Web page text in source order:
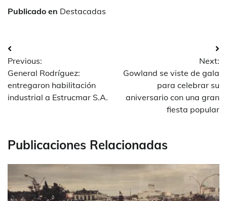
Publicado en Destacadas
Navegación
de
entradas
Previous:
General Rodríguez:
entregaron habilitación
industrial a Estrucmar S.A.
Next:
Gowland se viste de gala
para celebrar su
aniversario con una gran
fiesta popular
Publicaciones Relacionadas